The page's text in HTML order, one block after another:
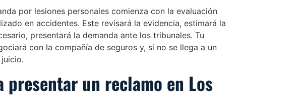
por lesiones personales comienza con la evaluación
en accidentes. Este revisará la evidencia, estimará la
presentará la demanda ante los tribunales. Tu
con la compañía de seguros y, si no se llega a un
un reclamo en Los